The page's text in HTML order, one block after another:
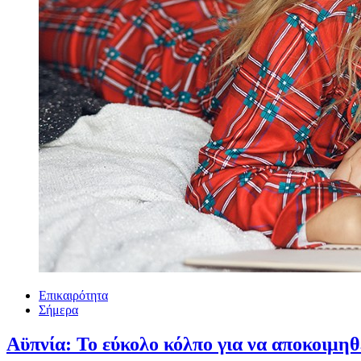
Επικαιρότητα
Σήμερα
Αϋπνία: Το εύκολο κόλπο για να